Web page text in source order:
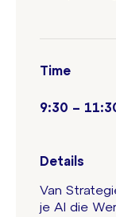
Time
9:30 –
Details
Van
je AI die